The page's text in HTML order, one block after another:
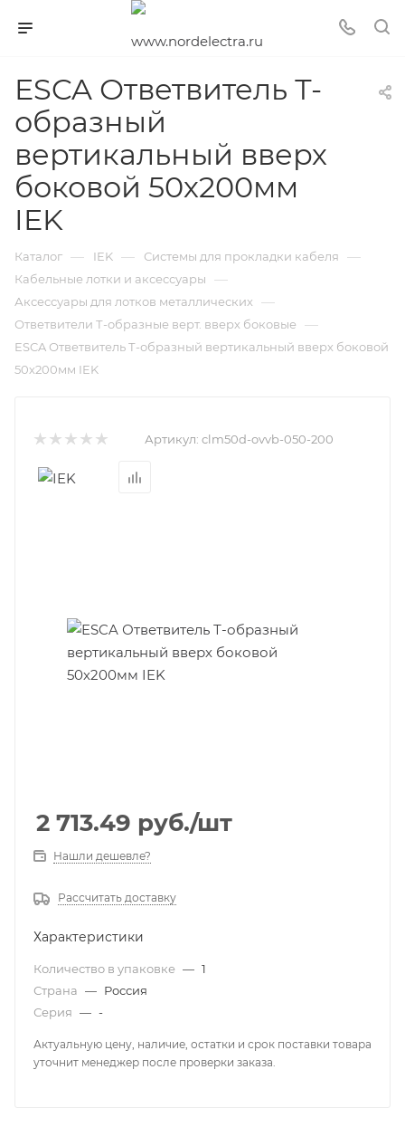
ESCA Ответвитель Т-
образный
вертикальный вверх
боковой 50х200мм
IEK
Каталог — IEK — Системы для прокладки кабеля —
Кабельные лотки и аксессуары —
Аксессуары для лотков металлических —
Ответвители Т-образные верт. вверх боковые —
ESCA Ответвитель Т-образный вертикальный вверх боковой
50х200мм IEK
Артикул: clm50d-ovvb-050-200
2 713.49 руб./шт
Нашли дешевле?
Рассчитать доставку
Характеристики
Количество в упаковке — 1
Страна — Россия
Серия — -
Актуальную цену, наличие, остатки и срок поставки товара
уточнит менеджер после проверки заказа.